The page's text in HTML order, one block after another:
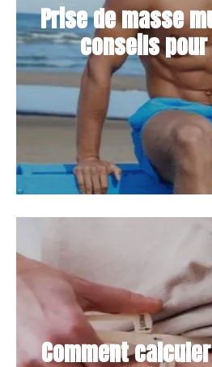
Prise de masse
conseils
Comment